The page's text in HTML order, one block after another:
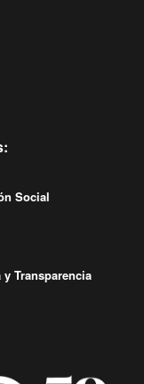
Social
Transparencia